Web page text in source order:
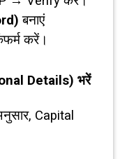
बनाएं
करें।
Details) भरें
Capital